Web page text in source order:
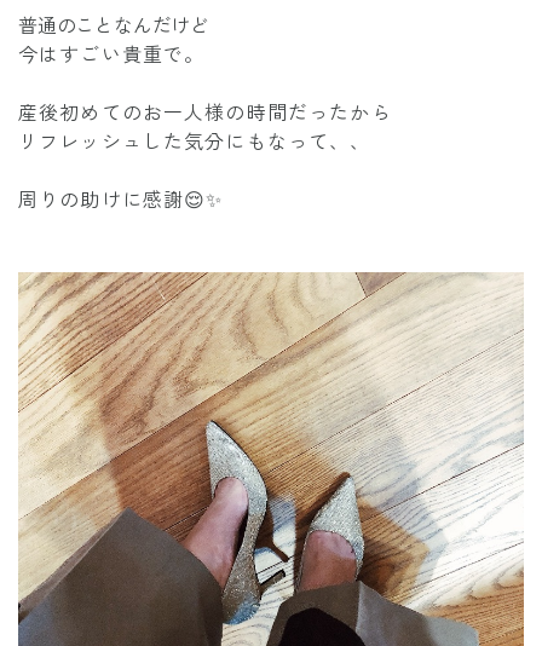
普通のことなんだけど
今はすごい貴重で。
産後初めてのお一人様の時間だったから
リフレッシュした気分にもなって、、
周りの助けに感謝😌✨